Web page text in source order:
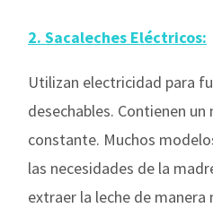
2. Sacaleches Eléctricos:
Utilizan electricidad para
desechables. Contienen
constante. Muchos
las necesidades de la
extraer la leche de manera